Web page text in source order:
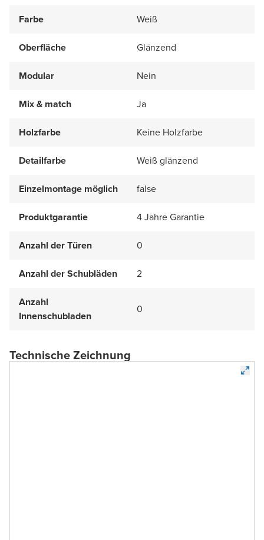
Farbe Weiß
Oberfläche Glänzend
Modular Nein
Mix & match Ja
Holzfarbe Keine Holzfarbe
Detailfarbe Weiß glänzend
Einzelmontage möglich false
Produktgarantie 4 Jahre Garantie
Anzahl der Türen 0
Anzahl der Schubläden 2
Anzahl
Innenschubladen
0
Technische Zeichnung